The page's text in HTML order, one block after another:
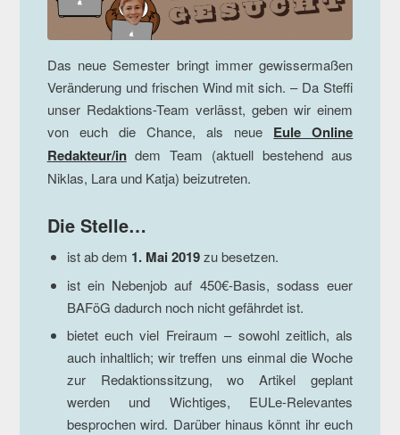
Das neue Semester bringt immer gewissermaßen
Veränderung und frischen Wind mit sich. – Da Steffi
unser Redaktions-Team verlässt, geben wir einem
von euch die Chance, als neue Eule Online
Redakteur/indem Team (aktuell bestehend aus
Niklas, Lara und Katja) beizutreten.
Die Stelle…
ist ab dem 1. Mai 2019zu besetzen.
ist ein Nebenjob auf 450€-Basis, sodass euer
BAFöG dadurch noch nicht gefährdet ist.
bietet euch viel Freiraum – sowohl zeitlich, als
auch inhaltlich; wir treffen uns einmal die Woche
zur Redaktionssitzung, wo Artikel geplant
werden und Wichtiges, EULe-Relevantes
besprochen wird. Darüber hinaus könnt ihr euch